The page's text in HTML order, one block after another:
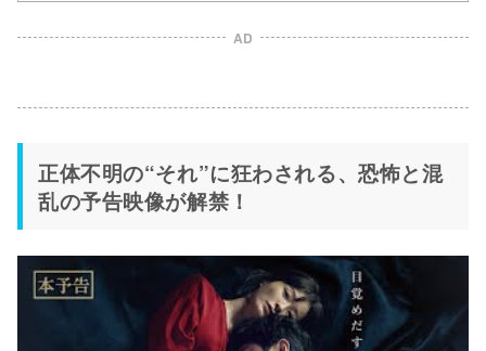
AD
正体不明の“それ”に狂わされる、恐怖と混
乱の予告映像が解禁！